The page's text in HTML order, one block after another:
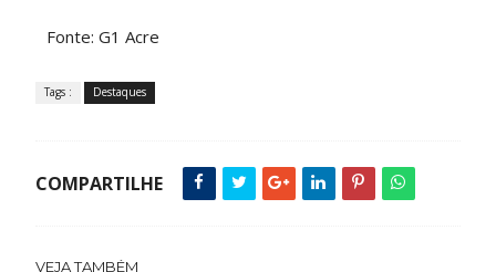
Fonte: G1 Acre
Tags : Destaques
COMPARTILHE
VEJA TAMBÉM